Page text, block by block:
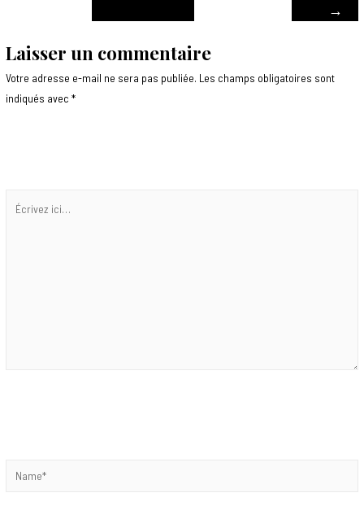
→
Laisser un commentaire
Votre adresse e-mail ne sera pas publiée. Les champs obligatoires sont
indiqués avec*